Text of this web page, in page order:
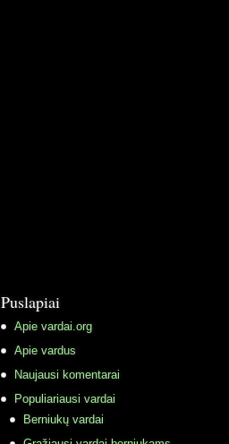
Puslapiai
Apie vardai.org
Apie vardus
Naujausi komentarai
Populiariausi vardai
Berniukų vardai